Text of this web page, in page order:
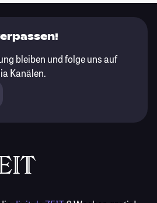
bleiben und folge uns auf
Kanälen.